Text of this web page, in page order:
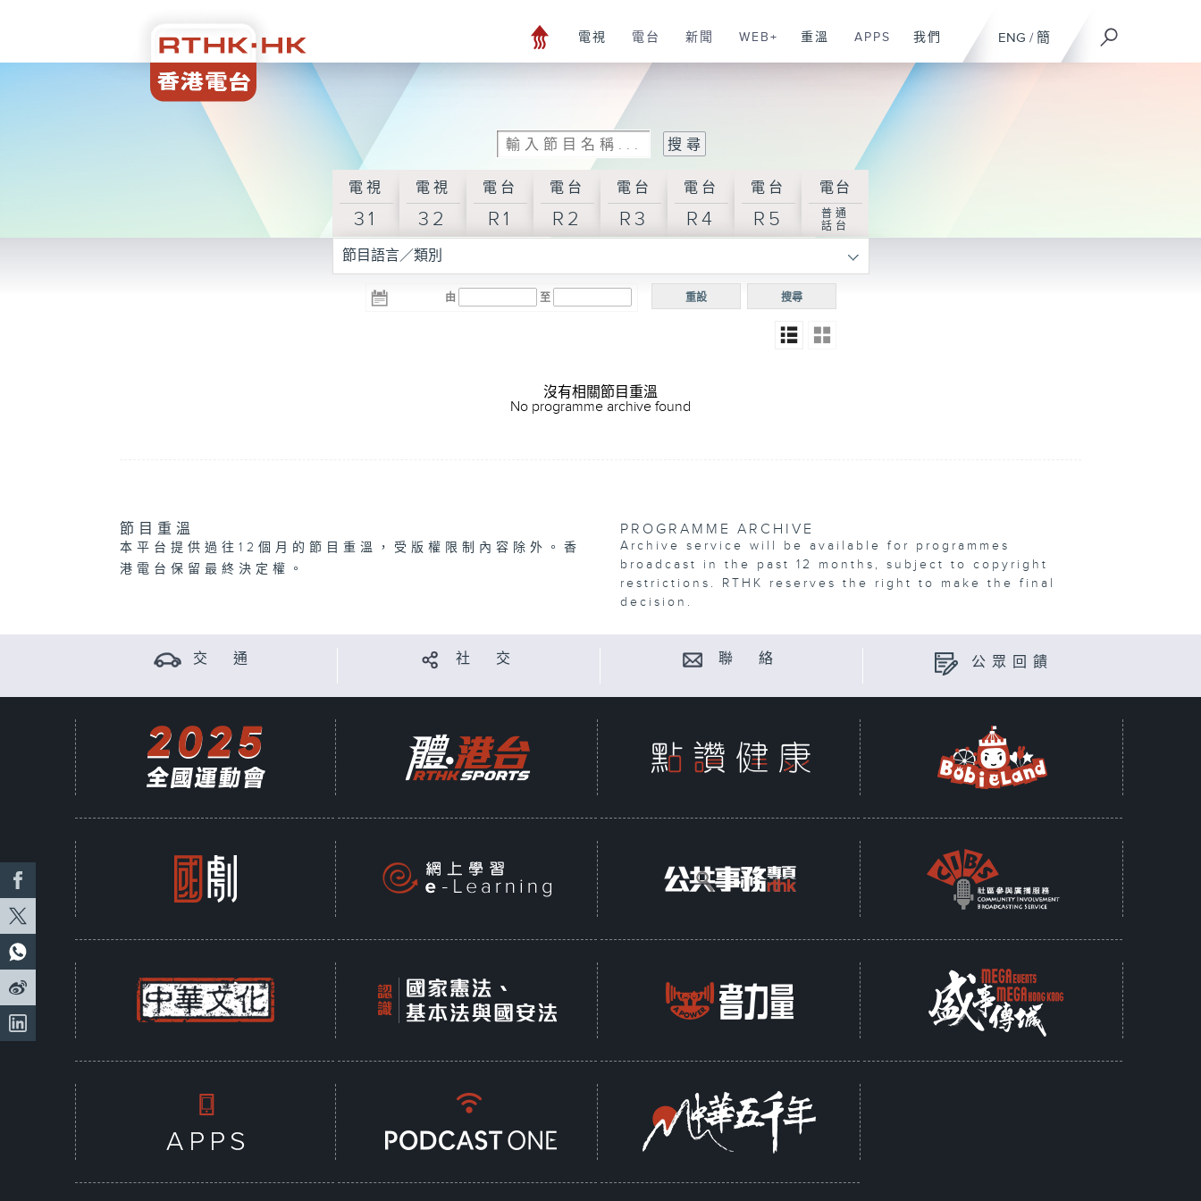
ENG / 簡
電視 電台 新聞 WEB+ 重溫 APPS 我們
電視
31
電視
32
電台
R1
電台
R2
電台
R3
電台
R4
電台
R5
電台
普通
話台
節目語言／類別
由 至 搜尋
重設
沒有相關節目重溫
No programme archive found
節目重溫
本平台提供過往12個月的節目重溫，受版權限制內容除外。香
港電台保留最終決定權。
PROGRAMME ARCHIVE
Archive service will be available for programmes
broadcast in the past 12 months, subject to copyright
restrictions. RTHK reserves the right to make the final
decision.
交 通 社 交 聯 絡 公眾回饋